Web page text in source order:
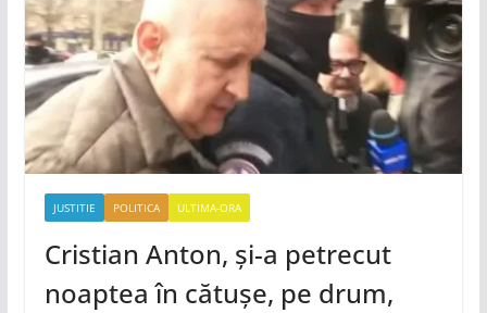
JUSTITIE POLITICA ULTIMA-ORA
Cristian Anton, și-a petrecut
noaptea în cătușe, pe drum,